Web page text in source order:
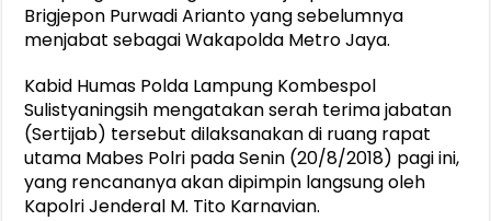
Brigjepon Purwadi Arianto yang sebelumnya
menjabat sebagai Wakapolda Metro Jaya.
Kabid Humas Polda Lampung Kombespol
Sulistyaningsih mengatakan serah terima jabatan
(Sertijab) tersebut dilaksanakan di ruang rapat
utama Mabes Polri pada Senin (20/8/2018) pagi ini,
yang rencananya akan dipimpin langsung oleh
Kapolri Jenderal M. Tito Karnavian.